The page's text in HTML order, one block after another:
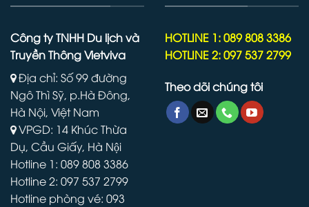
Công ty TNHH Du lịch và
Truyền Thông Vietviva
Địa chỉ: Số 99 đường
Ngô Thì Sỹ, p.Hà Đông,
Hà Nội, Việt Nam
VPGD: 14 Khúc Thừa
Dụ, Cầu Giấy, Hà Nội
Hotline 1: 089 808 3386
Hotline 2: 097 537 2799
Hotline phòng vé: 093
HOTLINE 1: 089 808 3386
HOTLINE 2: 097 537 2799
Theo dõi chúng tôi